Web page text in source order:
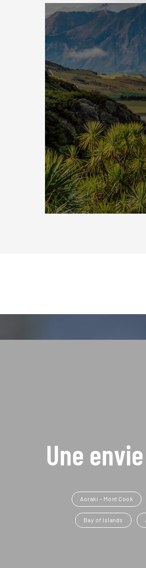
Une
Aoraki - Mont Cook
Bay of Islands